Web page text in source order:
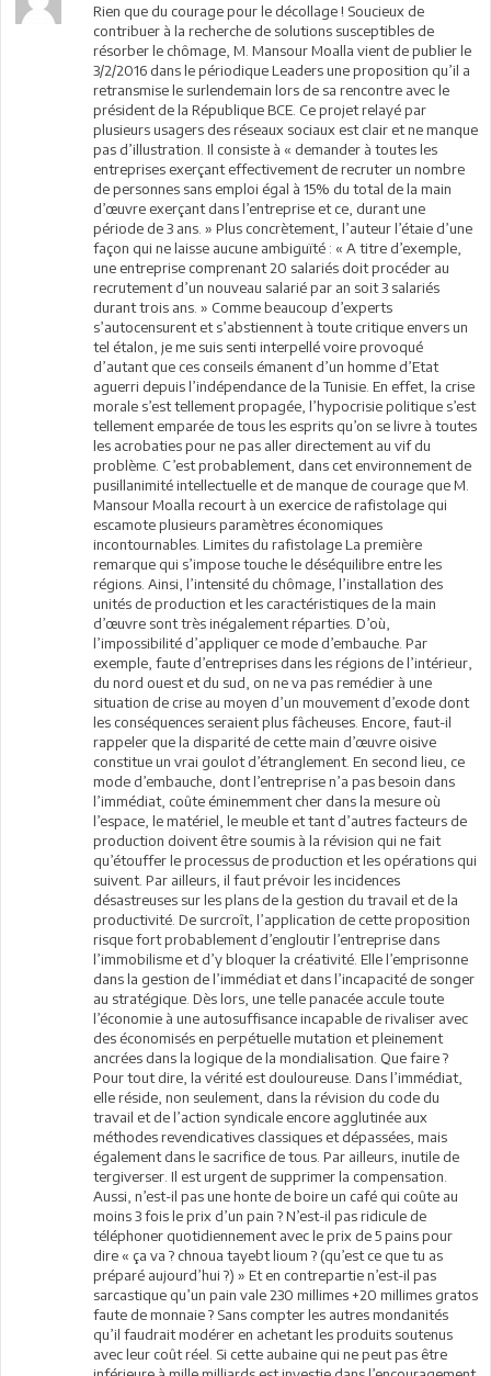
Rien que du courage pour le décollage ! Soucieux de
contribuer à la recherche de solutions susceptibles de
résorber le chômage, M. Mansour Moalla vient de publier le
3/2/2016 dans le périodique Leaders une proposition qu’il a
retransmise le surlendemain lors de sa rencontre avec le
président de la République BCE. Ce projet relayé par
plusieurs usagers des réseaux sociaux est clair et ne manque
pas d’illustration. Il consiste à « demander à toutes les
entreprises exerçant effectivement de recruter un nombre
de personnes sans emploi égal à 15% du total de la main
d’œuvre exerçant dans l’entreprise et ce, durant une
période de 3 ans. » Plus concrètement, l’auteur l’étaie d’une
façon qui ne laisse aucune ambiguïté : « A titre d’exemple,
une entreprise comprenant 20 salariés doit procéder au
recrutement d’un nouveau salarié par an soit 3 salariés
durant trois ans. » Comme beaucoup d’experts
s’autocensurent et s’abstiennent à toute critique envers un
tel étalon, je me suis senti interpellé voire provoqué
d’autant que ces conseils émanent d’un homme d’Etat
aguerri depuis l’indépendance de la Tunisie. En effet, la crise
morale s’est tellement propagée, l’hypocrisie politique s’est
tellement emparée de tous les esprits qu’on se livre à toutes
les acrobaties pour ne pas aller directement au vif du
problème. C’est probablement, dans cet environnement de
pusillanimité intellectuelle et de manque de courage que M.
Mansour Moalla recourt à un exercice de rafistolage qui
escamote plusieurs paramètres économiques
incontournables. Limites du rafistolage La première
remarque qui s’impose touche le déséquilibre entre les
régions. Ainsi, l’intensité du chômage, l’installation des
unités de production et les caractéristiques de la main
d’œuvre sont très inégalement réparties. D’où,
l’impossibilité d’appliquer ce mode d’embauche. Par
exemple, faute d’entreprises dans les régions de l’intérieur,
du nord ouest et du sud, on ne va pas remédier à une
situation de crise au moyen d’un mouvement d’exode dont
les conséquences seraient plus fâcheuses. Encore, faut-il
rappeler que la disparité de cette main d’œuvre oisive
constitue un vrai goulot d’étranglement. En second lieu, ce
mode d’embauche, dont l’entreprise n’a pas besoin dans
l’immédiat, coûte éminemment cher dans la mesure où
l’espace, le matériel, le meuble et tant d’autres facteurs de
production doivent être soumis à la révision qui ne fait
qu’étouffer le processus de production et les opérations qui
suivent. Par ailleurs, il faut prévoir les incidences
désastreuses sur les plans de la gestion du travail et de la
productivité. De surcroît, l’application de cette proposition
risque fort probablement d’engloutir l’entreprise dans
l’immobilisme et d’y bloquer la créativité. Elle l’emprisonne
dans la gestion de l’immédiat et dans l’incapacité de songer
au stratégique. Dès lors, une telle panacée accule toute
l’économie à une autosuffisance incapable de rivaliser avec
des économisés en perpétuelle mutation et pleinement
ancrées dans la logique de la mondialisation. Que faire ?
Pour tout dire, la vérité est douloureuse. Dans l’immédiat,
elle réside, non seulement, dans la révision du code du
travail et de l’action syndicale encore agglutinée aux
méthodes revendicatives classiques et dépassées, mais
également dans le sacrifice de tous. Par ailleurs, inutile de
tergiverser. Il est urgent de supprimer la compensation.
Aussi, n’est-il pas une honte de boire un café qui coûte au
moins 3 fois le prix d’un pain ? N’est-il pas ridicule de
téléphoner quotidiennement avec le prix de 5 pains pour
dire « ça va ? chnoua tayebt lioum ? (qu’est ce que tu as
préparé aujourd’hui ?) » Et en contrepartie n’est-il pas
sarcastique qu’un pain vale 230 millimes +20 millimes gratos
faute de monnaie ? Sans compter les autres mondanités
qu’il faudrait modérer en achetant les produits soutenus
avec leur coût réel. Si cette aubaine qui ne peut pas être